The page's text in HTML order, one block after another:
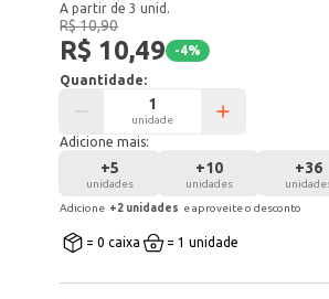
A partir de 3 unid.
R$ 10,90
R$ 10,49 -4%
Quantidade:
unidade
Adicione mais:
+5
unidades
+10
unidades
+36
Adicione +2 unidades e aproveite o desconto
= 0 caixa = 1 unidade